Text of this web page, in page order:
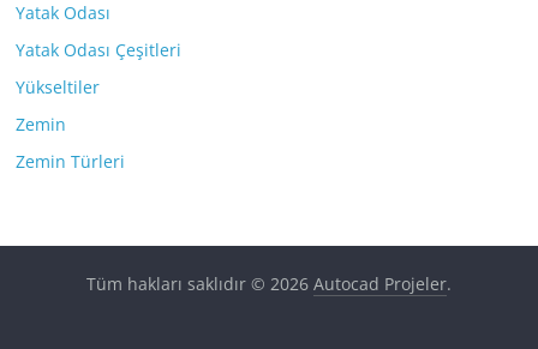
Yatak Odası
Yatak Odası Çeşitleri
Yükseltiler
Zemin
Zemin Türleri
Tüm hakları saklıdır © 2026 Autocad Projeler.